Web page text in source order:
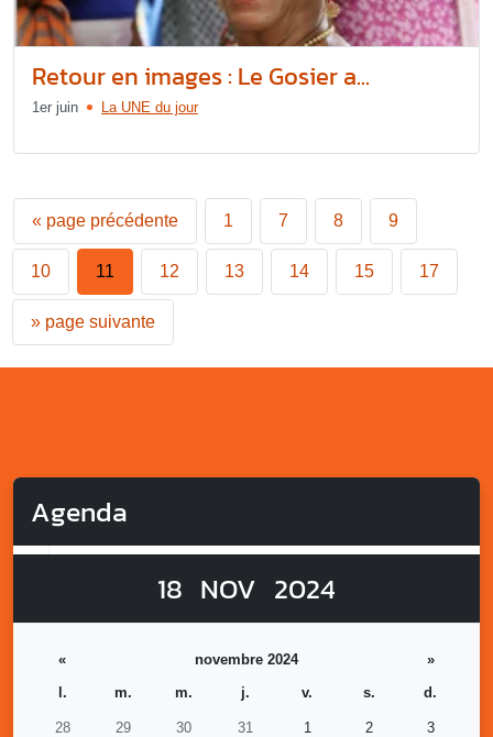
Retour en images : Le Gosier a...
1er juin La UNE du jour
« page précédente 1 7 8 9
10 11 12 13 14 15 17
» page suivante
Agenda
18 NOV 2024
« novembre 2024
»
l.
m. m. j. v. s. d.
28 29 30 31 1 2 3